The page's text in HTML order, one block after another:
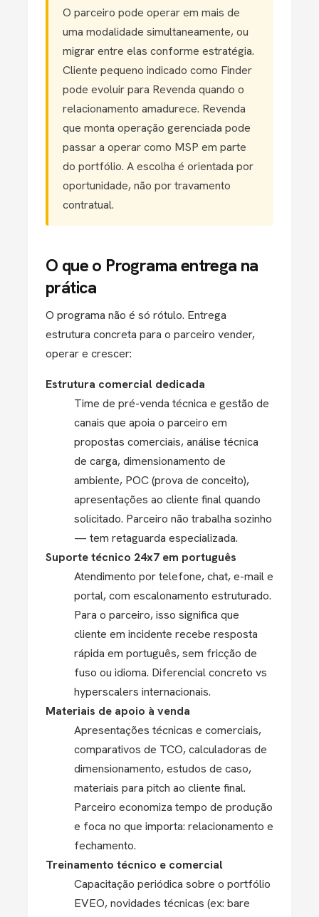
O parceiro pode operar em mais de
uma modalidade simultaneamente, ou
migrar entre elas conforme estratégia.
Cliente pequeno indicado como Finder
pode evoluir para Revenda quando o
relacionamento amadurece. Revenda
que monta operação gerenciada pode
passar a operar como MSP em parte
do portfólio. A escolha é orientada por
oportunidade, não por travamento
contratual.
O que o Programa entrega na
prática
O programa não é só rótulo. Entrega
estrutura concreta para o parceiro vender,
operar e crescer:
Estrutura comercial dedicada
Time de pré-venda técnica e gestão de
canais que apoia o parceiro em
propostas comerciais, análise técnica
de carga, dimensionamento de
ambiente, POC (prova de conceito),
apresentações ao cliente final quando
solicitado. Parceiro não trabalha sozinho
— tem retaguarda especializada.
Suporte técnico 24x7 em português
Atendimento por telefone, chat, e-mail e
portal, com escalonamento estruturado.
Para o parceiro, isso significa que
cliente em incidente recebe resposta
rápida em português, sem fricção de
fuso ou idioma. Diferencial concreto vs
hyperscalers internacionais.
Materiais de apoio à venda
Apresentações técnicas e comerciais,
comparativos de TCO, calculadoras de
dimensionamento, estudos de caso,
materiais para pitch ao cliente final.
Parceiro economiza tempo de produção
e foca no que importa: relacionamento e
fechamento.
Treinamento técnico e comercial
Capacitação periódica sobre o portfólio
EVEO, novidades técnicas (ex: bare